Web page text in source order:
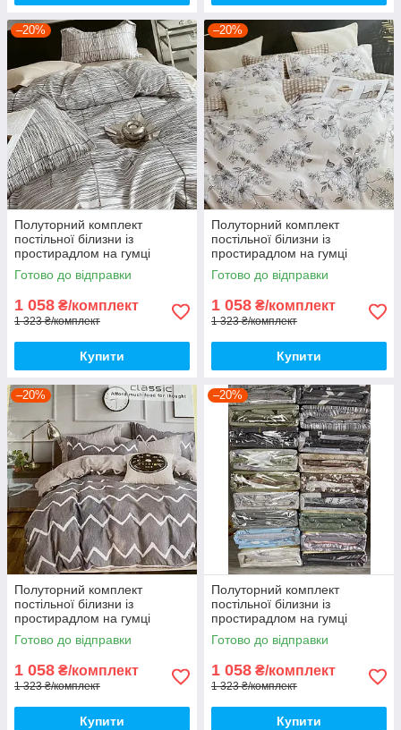
–20%
Полуторний комплект
постільної білизни із
простирадлом на гумці
150*220см. Постільна білизна
з фланелі
Готово до відправки
1 058 ₴/комплект
1 323 ₴/комплект
Купити
–20%
Полуторний комплект
постільної білизни із
простирадлом на гумці
150*220см. Постільна білизна
з фланелі
Готово до відправки
1 058 ₴/комплект
1 323 ₴/комплект
Купити
–20%
Полуторний комплект
постільної білизни із
простирадлом на гумці
150*220см. Постільна білизна
з фланелі
Готово до відправки
1 058 ₴/комплект
1 323 ₴/комплект
Купити
–20%
Полуторний комплект
постільної білизни із
простирадлом на гумці
150*220см. Постільна білизна
з фланелі
Готово до відправки
1 058 ₴/комплект
1 323 ₴/комплект
Купити